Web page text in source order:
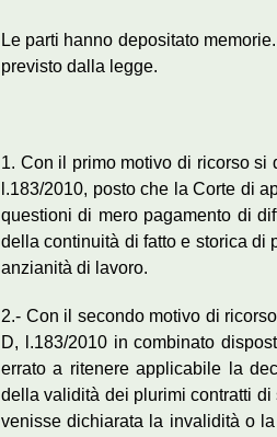
Le parti hanno depositato
previsto dalla legge.
1. Con il primo motivo di ricorso si
l.183/2010, posto che la Corte di
questioni di mero pagamento di
della continuità di fatto e storica di
anzianità di lavoro.
2.- Con il secondo motivo di
D, l.183/2010 in combinato
errato a ritenere applicabile la
della validità dei plurimi contratti
venisse dichiarata la invalidità o